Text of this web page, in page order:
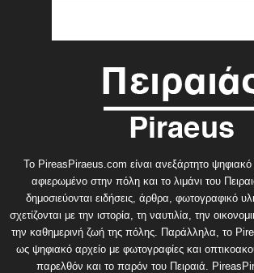
Το PireasPiraeus.com είναι ανεξάρτητο
αφιερωμένο στην πόλη και το λιμάνι του
δημοσιεύονται ειδήσεις, άρθρα, φωτογραφικό
σχετίζονται με την ιστορία, τη ναυτιλία, την
την καθημερινή ζωή της πόλης. Παράλληλα, το
ως ψηφιακό αρχείο με φωτογραφίες και
παρελθόν και το παρόν του Πειραιά.